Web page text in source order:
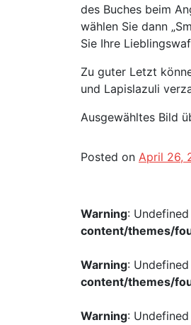
des Buches beim
wählen Sie dann
Sie Ihre
Zu guter Letzt
und Lapislazuli
Ausgewähltes Bild
Posted on April 26,
Warning:
content/themes/
Warning:
content/themes/
Warning: